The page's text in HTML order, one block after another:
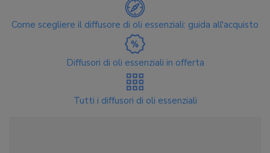
Come scegliere il diffusore di oli essenziali: guida all'acquisto
Diffusori di oli essenziali in offerta
Tutti i diffusori di oli essenziali